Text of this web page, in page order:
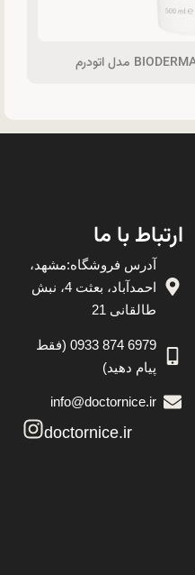
ارتباط با ما
آدرس فروشگاه:مشهد،
احمدآباد، بعثت 4، نبش
طالقانی 21
6979 874 0933 (فقط
پیام دهید)
info@doctornice.ir
doctornice.ir